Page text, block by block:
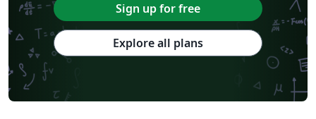
Sign up for free
Explore all plans